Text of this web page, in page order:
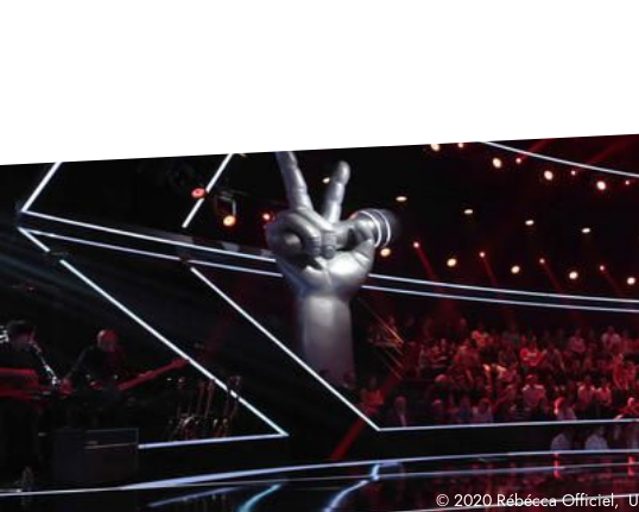
© 2020 Rébécca Officiel,